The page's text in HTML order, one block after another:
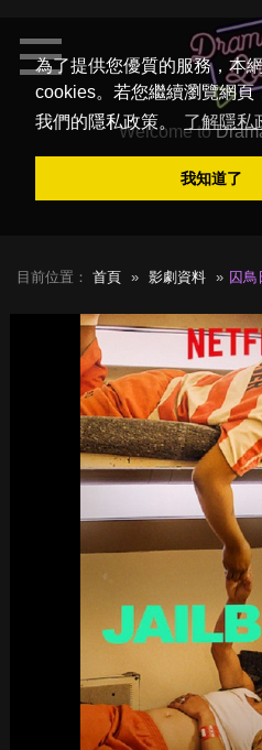
為了提供您優質的服務，本
cookies。若您繼續瀏覽網頁
我們的隱私政策。
了解隱私
我知道了
Welcome to
目前位置： 首頁 影劇資料 囚鳥